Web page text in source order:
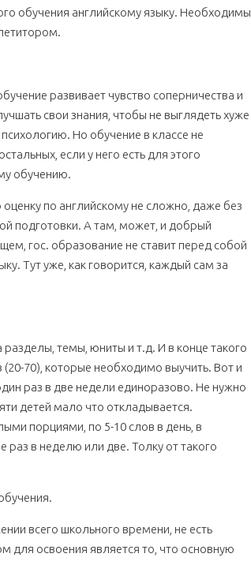
обучения английскому языку. Необходимы
развивает чувство соперничества и
свои знания, чтобы не выглядеть хуже
Но обучение в классе не
если у него есть для этого
обучению.
по английскому не сложно, даже без
подготовки. А там, может, и добрый
гос. образование не ставит перед собой
Тут уже, как говорится, каждый сам за
темы, юниты и т.д. И в конце такого
70), которые необходимо выучить. Вот и
раз в две недели единоразово. Не нужно
детей мало что откладывается.
порциями, по 5-10 слов в день, в
раз в неделю или две. Толку от такого
всего школьного времени, не есть
освоения является то, что основную